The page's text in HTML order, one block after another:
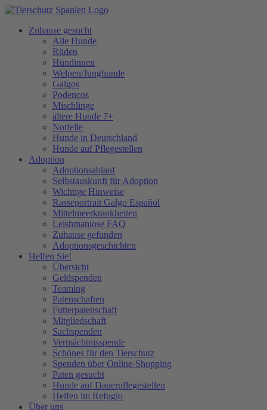
Zuhause gesucht
Alle Hunde
Rüden
Hündinnen
Welpen/Junghunde
Galgos
Podencos
Mischlinge
ältere Hunde 7+
Notfelle
Hunde in Deutschland
Hunde auf Pflegestellen
Adoption
Adoptionsablauf
Selbstauskunft für Adoption
Wichtige Hinweise
Rasseportrait Galgo Español
Mittelmeerkrankheiten
Leishmaniose FAQ
Zuhause gefunden
Adoptionsgeschichten
Helfen Sie!
Übersicht
Geldspenden
Teaming
Patenschaften
Futterpatenschaft
Mitgliedschaft
Sachspenden
Vermächtnisspende
Schönes für den Tierschutz
Spenden über Online-Shopping
Paten gesucht
Hunde auf Dauerpflegestellen
Helfen im Refugio
Über uns